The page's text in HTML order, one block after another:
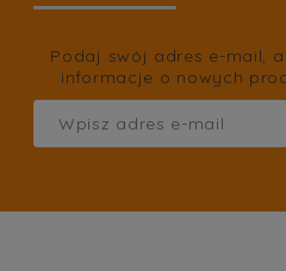
Podaj swój adres e-mail,
informacje o nowych